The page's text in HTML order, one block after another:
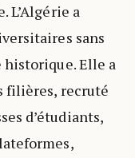
L’Algérie a
sans
Elle a
filières, recruté
d’étudiants,